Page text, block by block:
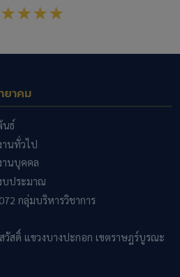
ยาคม
นธ์
านทั่วไป
านบุคคล
บประมาณ
กลุ่มบริหารวิชาการ
สดิ์ แขวงบางปะกอก เขตราษฎร์บูรณะ